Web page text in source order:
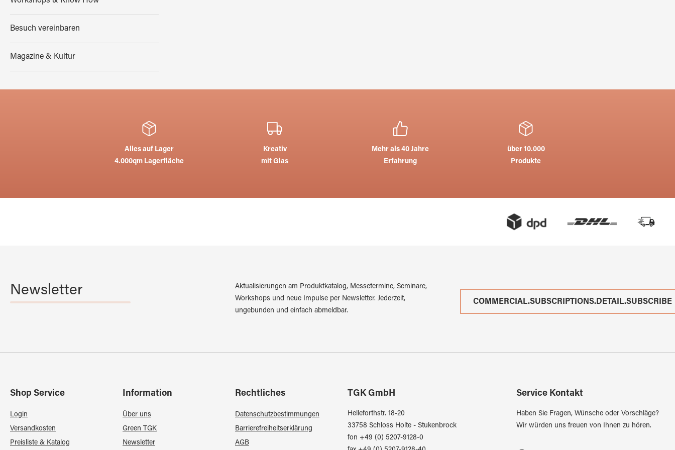
Besuch vereinbaren
Magazine & Kultur
Alles auf Lager
4.000qm Lagerfläche
Kreativ
mit Glas
Mehr als 40 Jahre
Erfahrung
über 10.000
Produkte
Newsletter
Aktualisierungen am Produktkatalog, Messetermine, Seminare,
Workshops und neue Impulse per Newsletter. Jederzeit,
ungebunden und einfach abmeldbar.
COMMERCIAL.SUBSCRIPTIONS.DETAIL.SUBSCRIBE
Shop Service
Login
Versandkosten
Preisliste & Katalog
Information
Über uns
Green TGK
Newsletter
Rechtliches
Datenschutzbestimmungen
Barrierefreiheitserklärung
AGB
TGK GmbH
Helleforthstr. 18-20
33758 Schloss Holte - Stukenbrock
fon +49 (0) 5207-9128-0
Service Kontakt
Haben Sie Fragen, Wünsche oder Vorschläge?
Wir würden uns freuen von Ihnen zu hören.